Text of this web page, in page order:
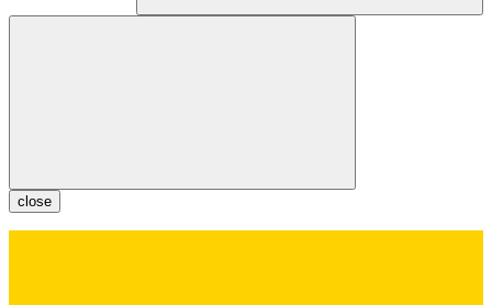
close